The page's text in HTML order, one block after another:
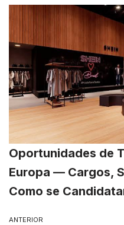
Oportunidades de
Europa — Cargos,
Como se
ANTERIOR